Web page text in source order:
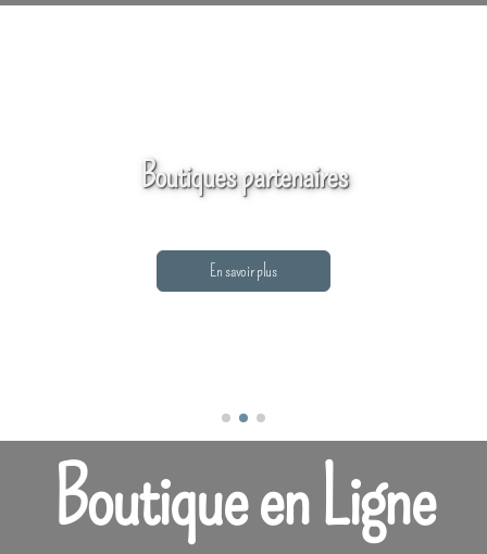
Boutiques partenaires
En savoir plus
Boutique en Ligne